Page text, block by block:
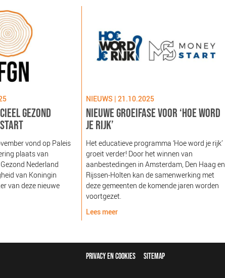
GEZOND
vond op Paleis
plaats van
Nederland
van Koningin
van deze nieuwe
NIEUWS | 21.10.2025
NIEUWE GROEIFASE VOOR ‘HOE WORD
JE RIJK’
Het educatieve programma ‘Hoe word je rijk’
groeit verder! Door het winnen van
aanbestedingen in Amsterdam, Den Haag en
Rijssen-Holten kan de samenwerking met
deze gemeenten de komende jaren worden
voortgezet.
Lees meer
FOOTER
PRIVACY EN COOKIES SITEMAP